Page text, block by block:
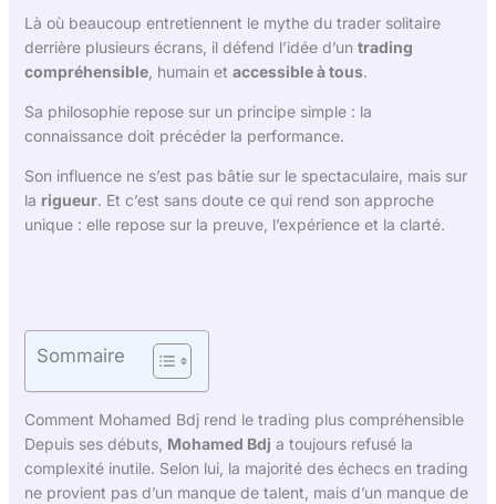
Là où beaucoup entretiennent le mythe du trader solitaire
derrière plusieurs écrans, il défend l’idée d’un trading
compréhensible, humain et accessible à tous.
Sa philosophie repose sur un principe simple : la
connaissance doit précéder la performance.
Son influence ne s’est pas bâtie sur le spectaculaire, mais sur
la rigueur. Et c’est sans doute ce qui rend son approche
unique : elle repose sur la preuve, l’expérience et la clarté.
Sommaire
Comment Mohamed Bdj rend le trading plus compréhensible
Depuis ses débuts, Mohamed Bdj a toujours refusé la
complexité inutile. Selon lui, la majorité des échecs en trading
ne provient pas d’un manque de talent, mais d’un manque de